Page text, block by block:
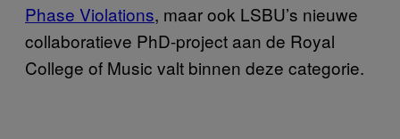
Phase Violations, maar ook LSBU’s nieuwe
collaboratieve PhD-project aan de Royal
College of Music valt binnen deze categorie.